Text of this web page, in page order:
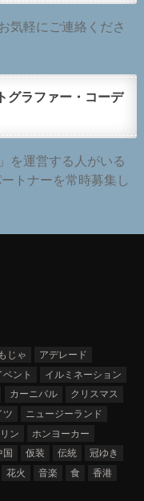
気軽にご連絡くださ
グラファー・コーデ
を運営する人がいる
トナーを常時募集し
もじゃ
アデレード
ベント
イルミネーション
カーニバル
クリスマス
ツ
ニュージーランド
ン
ホンヨーカー
国 仮装 伝統
冠ゆき
花火 音楽 食 香港